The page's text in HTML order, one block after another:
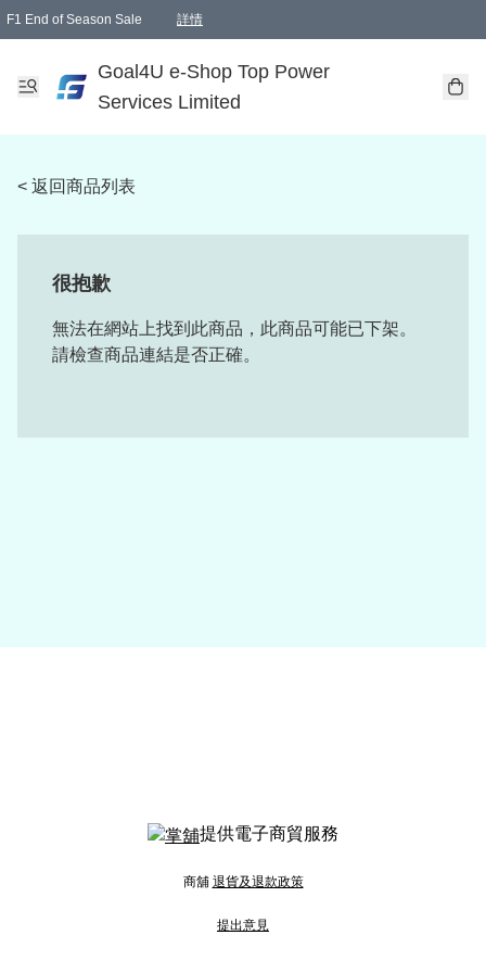
F1 End of Season Sale 詳情
Goal4U e-Shop Top Power
Services Limited
< 返回商品列表
很抱歉
無法在網站上找到此商品，此商品可能已下架。
請檢查商品連結是否正確。
提供電子商貿服務
商舖 退貨及退款政策
提出意見